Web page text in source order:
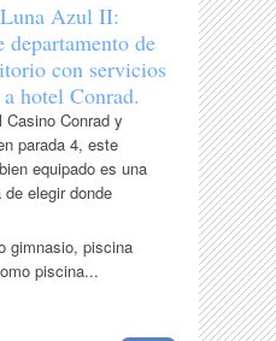
Azul II:
departamento de
con servicios
hotel Conrad.
Conrad y
parada 4, este
equipado es una
elegir donde
gimnasio, piscina
piscina...